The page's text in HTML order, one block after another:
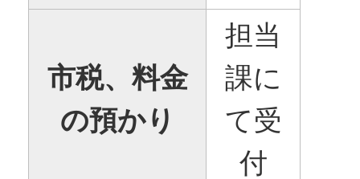
市税、料金
の預かり
担当
課に
て受
付